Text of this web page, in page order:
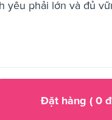
yêu phải lớn và đủ
Đặt hàng ( 0đ